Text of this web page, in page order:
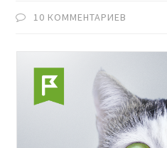
10 КОММЕНТАРИЕВ